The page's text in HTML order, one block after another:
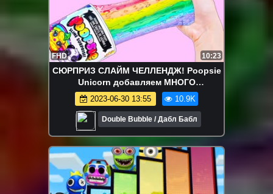
FHD 10:23
СЮРПРИЗ СЛАЙМ ЧЕЛЛЕНДЖ! Poopsie
Unicorn добавляем МНОГО
ИНГРЕДИЕНТОВ для Радуги Slime
Challenge
2023-06-30 13:55 10.9K
Double Bubble / Дабл Бабл